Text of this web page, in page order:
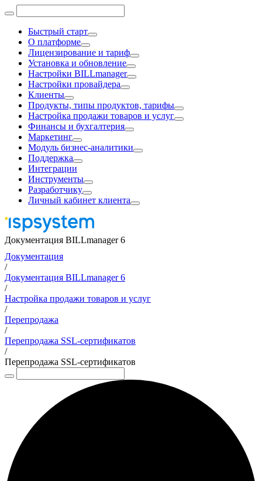
Быстрый старт
О платформе
Лицензирование и тариф
Установка и обновление
Настройки BILLmanager
Настройки провайдера
Клиенты
Продукты, типы продуктов, тарифы
Настройка продажи товаров и услуг
Финансы и бухгалтерия
Маркетинг
Модуль бизнес-аналитики
Поддержка
Интеграции
Инструменты
Разработчику
Личный кабинет клиента
Документация BILLmanager 6
Документация
/
Документация BILLmanager 6
/
Настройка продажи товаров и услуг
/
Перепродажа
/
Перепродажа SSL-сертификатов
/
Перепродажа SSL-сертификатов